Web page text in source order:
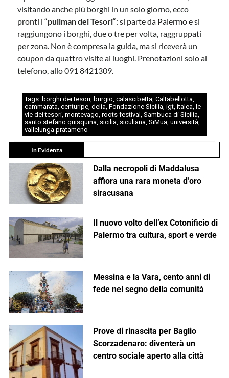
visitando anche più borghi in un solo giorno, ecco
pronti i “pullman dei Tesori“: si parte da Palermo e si
raggiungono i borghi, due o tre per volta, raggruppati
per zona. Non è compresa la guida, ma si riceverà un
coupon da quattro visite ai luoghi. Prenotazioni solo al
telefono, allo 091 8421309.
Tags: borghi dei tesori, burgio, calascibetta, Caltabellotta,
cammarata, centuripe, delia, Fondazione Sicilia, igt, italea, le
vie dei tesori, montevago, roots festival , Sambuca di Sicilia,
santo stefano quisquina, sicilia, siculiana, SiMua, università,
vallelunga pratameno
In Evidenza
Dalla necropoli di Maddalusa
affiora una rara moneta d’oro
siracusana
Il nuovo volto dell’ex Cotonificio di
Palermo tra cultura, sport e verde
Messina e la Vara, cento anni di
fede nel segno della comunità
Prove di rinascita per Baglio
Scorzadenaro: diventerà un
centro sociale aperto alla città